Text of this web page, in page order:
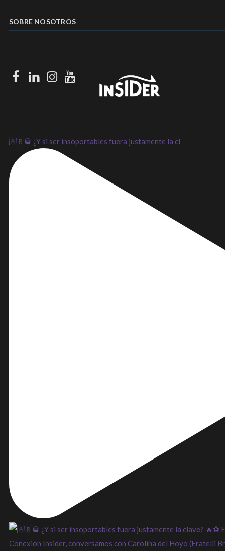
SOBRE NOSOTROS
Facebook
LinkedInInstagram
Youtube
🇦🇷🥃 ¿Y si ser insoportables fuera justamente la cl